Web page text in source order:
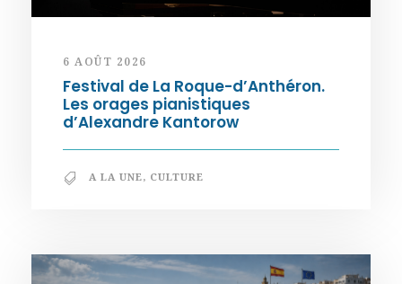
6 AOÛT 2026
Festival de La Roque-d’Anthéron.
Les orages pianistiques
d’Alexandre Kantorow
A LA UNE, CULTURE